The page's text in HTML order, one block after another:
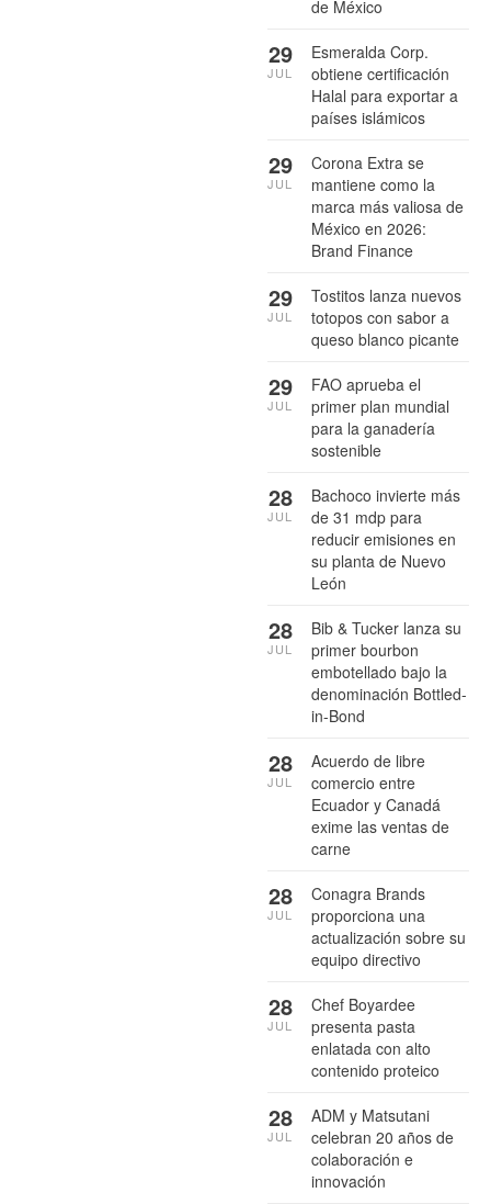
de México
Esmeralda Corp.
obtiene certificación
Halal para exportar a
países islámicos
29
JUL
Corona Extra se
mantiene como la
marca más valiosa de
México en 2026:
Brand Finance
29
JUL
Tostitos lanza nuevos
totopos con sabor a
queso blanco picante
29
JUL
FAO aprueba el
primer plan mundial
para la ganadería
sostenible
29
JUL
Bachoco invierte más
de 31 mdp para
reducir emisiones en
su planta de Nuevo
León
28
JUL
Bib & Tucker lanza su
primer bourbon
embotellado bajo la
denominación Bottled-
in-Bond
28
JUL
Acuerdo de libre
comercio entre
Ecuador y Canadá
exime las ventas de
carne
28
JUL
Conagra Brands
proporciona una
actualización sobre su
equipo directivo
28
JUL
Chef Boyardee
presenta pasta
enlatada con alto
contenido proteico
28
JUL
ADM y Matsutani
celebran 20 años de
colaboración e
innovación
28
JUL